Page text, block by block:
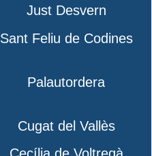
Just Desvern
Sant Feliu de Codines
Palautordera
Cugat del Vallès